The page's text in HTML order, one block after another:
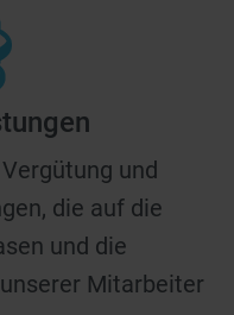
und
die auf die
und die
Mitarbeiter